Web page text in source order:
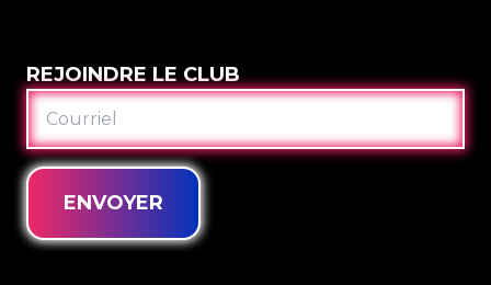
REJOINDRE LE CLUB
COURRIEL
ENVOYER